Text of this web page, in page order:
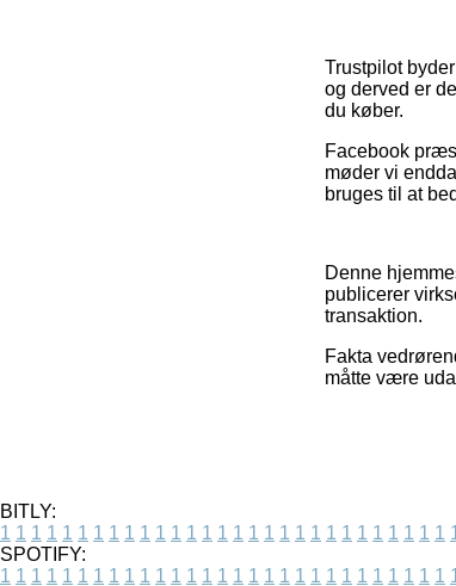
Trustpilot
og derved er
du køber.
Facebook
møder vi
bruges til at
Denne
publicerer
transaktion.
Fakta
måtte være
BITLY:
1 1 1 1 1 1 1 1 1 1 1 1 1 1 1 1 1 1 1 1 1 1 1 1 1 1 1 1 1
SPOTIFY:
1 1 1 1 1 1 1 1 1 1 1 1 1 1 1 1 1 1 1 1 1 1 1 1 1 1 1 1 1